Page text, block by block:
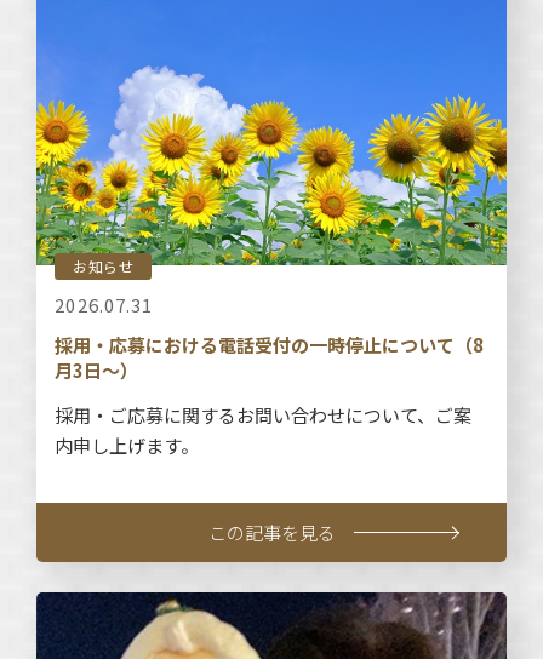
お知らせ
2026.07.31
採用・応募における電話受付の一時停止について（8
月3日～）
採用・ご応募に関するお問い合わせについて、ご案
内申し上げます。
この記事を見る